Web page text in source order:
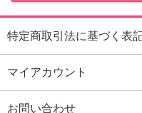
特定商取引法に基づく表
マイアカウント
お問い合わせ